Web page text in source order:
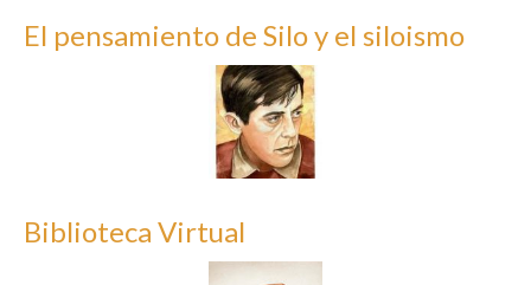
El pensamiento de Silo y el siloismo
Biblioteca Virtual